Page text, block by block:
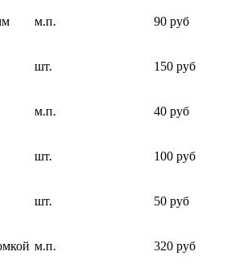
м.п. 90 руб
шт. 150 руб
м.п. 40 руб
шт. 100 руб
шт. 50 руб
м.п. 320 руб